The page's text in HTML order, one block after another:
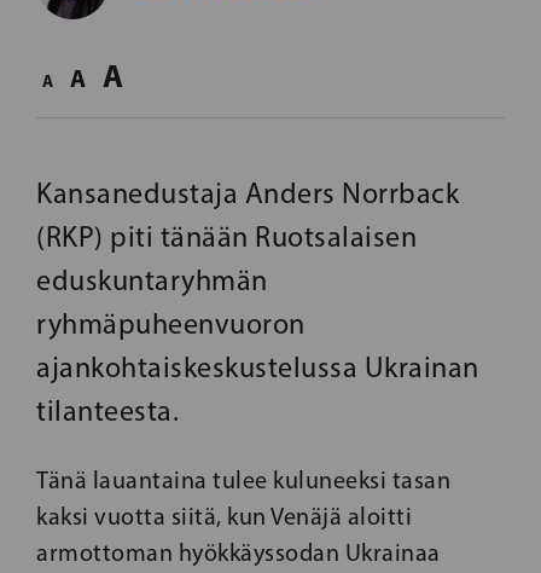
A A A
Kansanedustaja Anders Norrback
(RKP) piti tänään Ruotsalaisen
eduskuntaryhmän
ryhmäpuheenvuoron
ajankohtaiskeskustelussa Ukrainan
tilanteesta.
Tänä lauantaina tulee kuluneeksi tasan
kaksi vuotta siitä, kun Venäjä aloitti
armottoman hyökkäyssodan Ukrainaa